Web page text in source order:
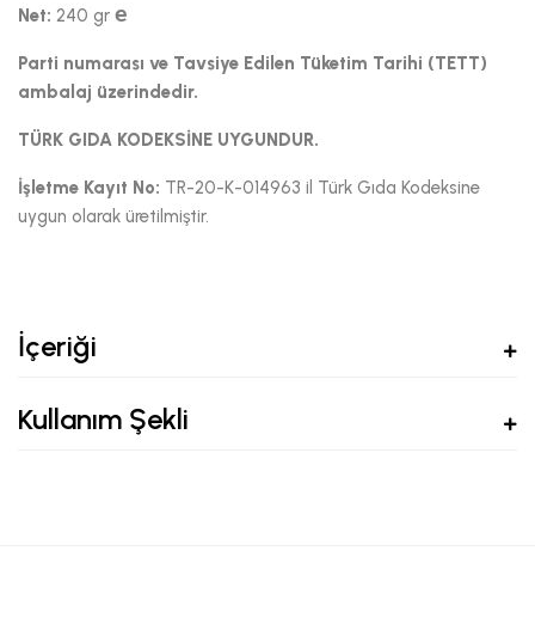
Net: 240 gr e
Parti numarası ve Tavsiye Edilen Tüketim Tarihi (TETT)
ambalaj üzerindedir.
TÜRK GIDA KODEKSİNE UYGUNDUR.​
İşletme Kayıt No: TR-20-K-014963 il Türk Gıda Kodeksine
uygun olarak üretilmiştir.
İçeriği
Kullanım Şekli